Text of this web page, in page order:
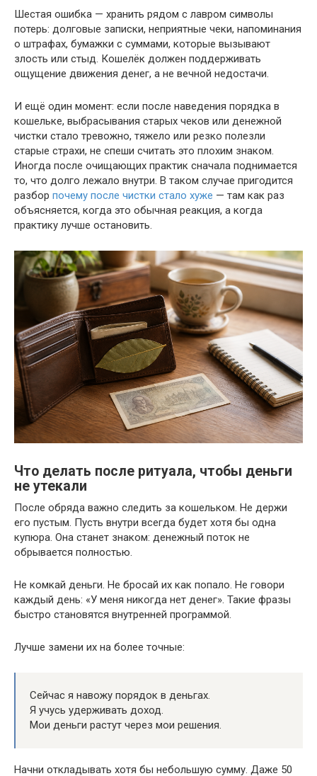
Шестая ошибка — хранить рядом с лавром символы
потерь: долговые записки, неприятные чеки, напоминания
о штрафах, бумажки с суммами, которые вызывают
злость или стыд. Кошелёк должен поддерживать
ощущение движения денег, а не вечной недостачи.
И ещё один момент: если после наведения порядка в
кошельке, выбрасывания старых чеков или денежной
чистки стало тревожно, тяжело или резко полезли
старые страхи, не спеши считать это плохим знаком.
Иногда после очищающих практик сначала поднимается
то, что долго лежало внутри. В таком случае пригодится
разбор почему после чистки стало хуже — там как раз
объясняется, когда это обычная реакция, а когда
практику лучше остановить.
Что делать после ритуала, чтобы деньги
не утекали
После обряда важно следить за кошельком. Не держи
его пустым. Пусть внутри всегда будет хотя бы одна
купюра. Она станет знаком: денежный поток не
обрывается полностью.
Не комкай деньги. Не бросай их как попало. Не говори
каждый день: «У меня никогда нет денег». Такие фразы
быстро становятся внутренней программой.
Лучше замени их на более точные:
Сейчас я навожу порядок в деньгах.
Я учусь удерживать доход.
Мои деньги растут через мои решения.
Начни откладывать хотя бы небольшую сумму. Даже 50